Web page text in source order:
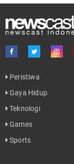
Peristiwa
Gaya Hidup
Teknologi
Games
Sports